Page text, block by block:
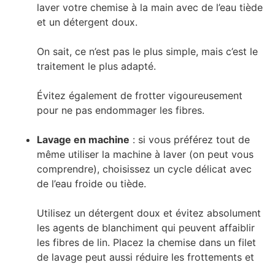
laver votre chemise à la main avec de l’eau tiède
et un détergent doux.
On sait, ce n’est pas le plus simple, mais c’est le
traitement le plus adapté.
Évitez également de frotter vigoureusement
pour ne pas endommager les fibres.
Lavage en machine : si vous préférez tout de
même utiliser la machine à laver (on peut vous
comprendre), choisissez un cycle délicat avec
de l’eau froide ou tiède.
Utilisez un détergent doux et évitez absolument
les agents de blanchiment qui peuvent affaiblir
les fibres de lin. Placez la chemise dans un filet
de lavage peut aussi réduire les frottements et